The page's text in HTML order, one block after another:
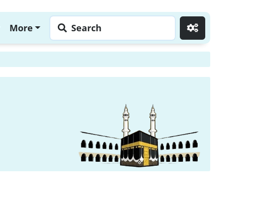
More Search